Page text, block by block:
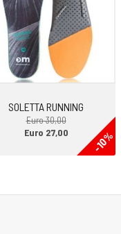
SOLETTA RUNNING
Euro 30,00
-10%
Euro 27,00